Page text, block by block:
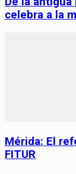
celebra a la
Mérida: El
FITUR